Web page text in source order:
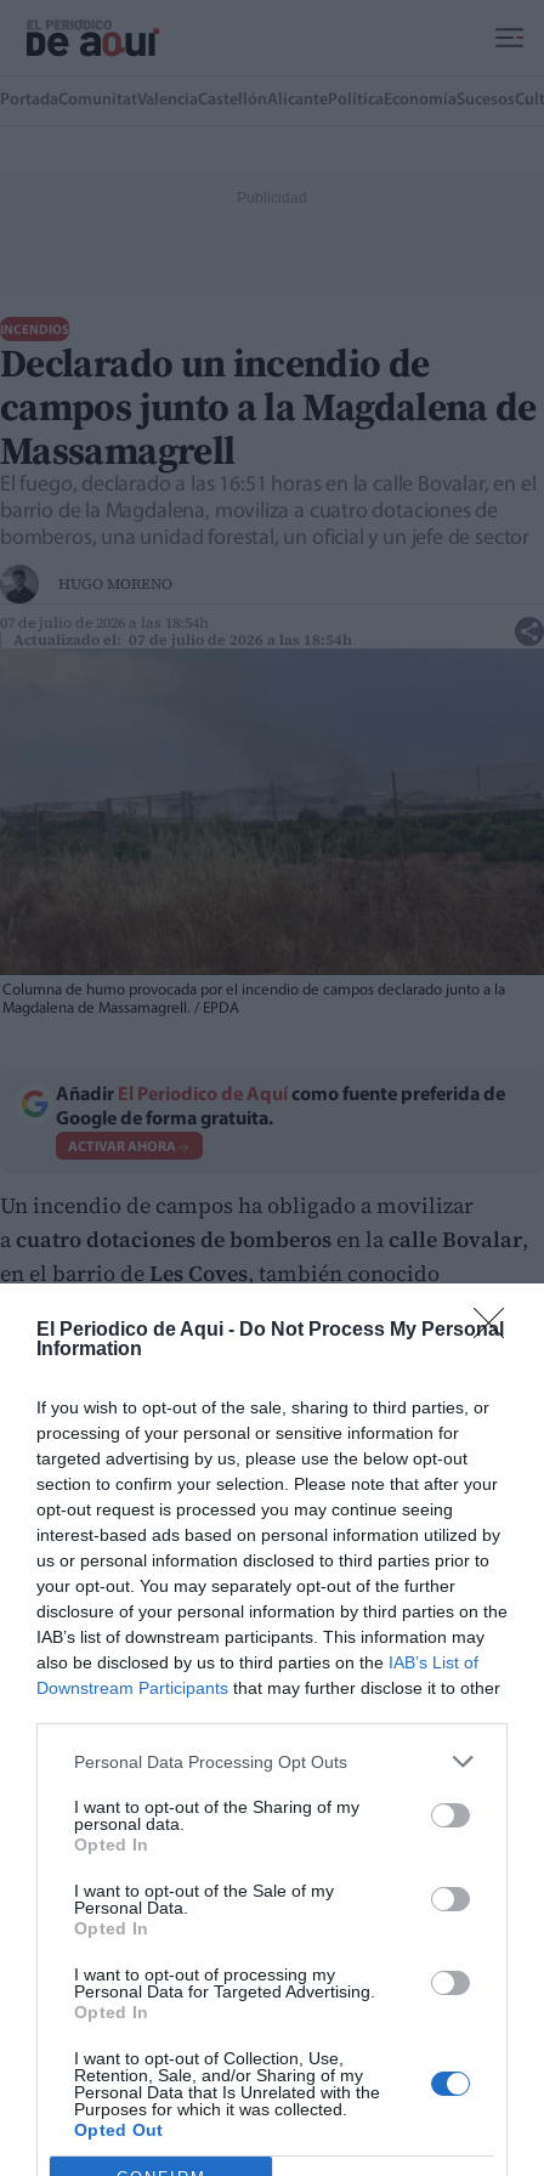
El Periodico de Aqui - Do Not Process My Personal
Information
If you wish to opt-out of the sale, sharing to third parties, or
processing of your personal or sensitive information for
targeted advertising by us, please use the below opt-out
section to confirm your selection. Please note that after your
opt-out request is processed you may continue seeing
interest-based ads based on personal information utilized by
us or personal information disclosed to third parties prior to
your opt-out. You may separately opt-out of the further
disclosure of your personal information by third parties on the
IAB’s list of downstream participants. This information may
also be disclosed by us to third parties on the IAB’s List of
Downstream Participants that may further disclose it to other
Personal Data Processing Opt Outs
I want to opt-out of the Sharing of my
personal data.
Opted In
I want to opt-out of the Sale of my
Personal Data.
Opted In
I want to opt-out of processing my
Personal Data for Targeted Advertising.
Opted In
I want to opt-out of Collection, Use,
Retention, Sale, and/or Sharing of my
Personal Data that Is Unrelated with the
Purposes for which it was collected.
Opted Out
PortadaComunitatValenciaCastellónAlicante Política EconomíaSucesos
INCENDIOS
Declarado un incendio de
campos junto a la Magdalena de
Massamagrell
El fuego, declarado a las 16:51 horas en la calle Bovalar, en el
barrio de la Magdalena, moviliza a cuatro dotaciones de
bomberos, una unidad forestal, un oficial y un jefe de sector
HUGO MORENO
07 de julio de 2026 a las 18:54h
Actualizado el: 07 de julio de 2026 a las 18:54h
Columna de humo provocada por el incendio de campos declarado junto a la
Magdalena de Massamagrell. / EPDA
Añadir El Periodico de Aquí como fuente preferida de
Google de forma gratuita.
ACTIVAR AHORA
Un incendio de campos ha obligado a movilizar
a cuatro dotaciones de bomberos en la calle Bovalar,
en el barrio de Les Coves, también conocido
Massamagrell. El
fuego se ha declarado a las 16:51 horas
Dispositivo desplegado